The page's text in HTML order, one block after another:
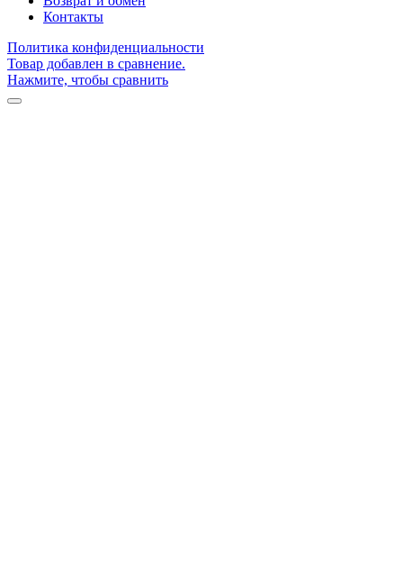
Контакты
Политика конфиденциальности
Товар добавлен в сравнение.
Нажмите, чтобы сравнить